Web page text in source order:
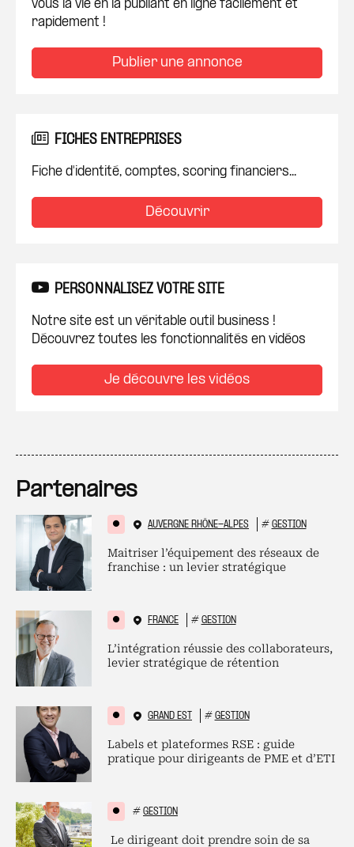
vous la vie en la publiant en ligne facilement et
rapidement !
Publier une annonce
FICHES ENTREPRISES
Fiche d'identité, comptes, scoring financiers...
Découvrir
PERSONNALISEZ VOTRE SITE
Notre site est un véritable outil business !
Découvrez toutes les fonctionnalités en vidéos
Je découvre les vidéos
Partenaires
AUVERGNE RHÔNE-ALPES # GESTION
Maitriser l’équipement des réseaux de
franchise : un levier stratégique
FRANCE # GESTION
L’intégration réussie des collaborateurs,
levier stratégique de rétention
GRAND EST # GESTION
Labels et plateformes RSE : guide
pratique pour dirigeants de PME et d’ETI
# GESTION
Le dirigeant doit prendre soin de sa